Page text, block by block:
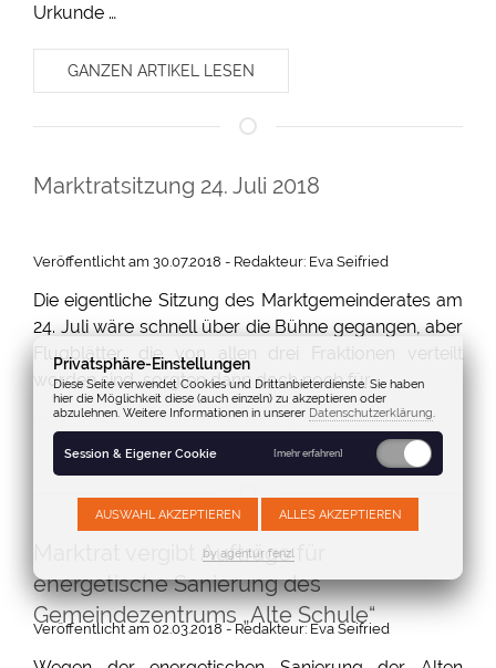
Urkunde …
GANZEN ARTIKEL LESEN
Marktratsitzung 24. Juli 2018
Veröffentlicht am 30.07.2018 - Redakteur: Eva Seifried
Die eigentliche Sitzung des Marktgemeinderates am
24. Juli wäre schnell über die Bühne gegangen, aber
Flugblätter, die von allen drei Fraktionen verteilt
worden sind, sorgten dann doch noch für …
GANZEN ARTIKEL LESEN
Marktrat vergibt Aufträge für
energetische Sanierung des
Gemeindezentrums „Alte Schule“
Veröffentlicht am 02.03.2018 - Redakteur: Eva Seifried
Privatsphäre-Einstellungen
Diese Seite verwendet Cookies und Drittanbieterdienste. Sie haben
hier die Möglichkeit diese (auch einzeln) zu akzeptieren oder
abzulehnen. Weitere Informationen in unserer Datenschutzerklärung.
Session & Eigener Cookie [mehr erfahren]
by agentur fenzl
AUSWAHL AKZEPTIEREN ALLES AKZEPTIEREN